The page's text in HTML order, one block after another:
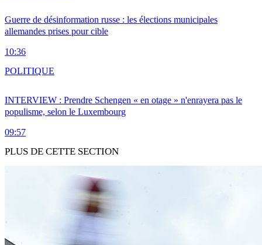
Guerre de désinformation russe : les élections municipales
allemandes prises pour cible
10:36
INTERVIEW : Prendre Schengen « en otage » n'enrayera pas le
populisme, selon le Luxembourg
09:57
POLITIQUE
PLUS DE CETTE SECTION